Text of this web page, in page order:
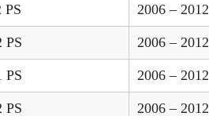
PS 2006 – 2012
PS 2006 – 2012
PS 2006 – 2012
PS 2006 – 2012